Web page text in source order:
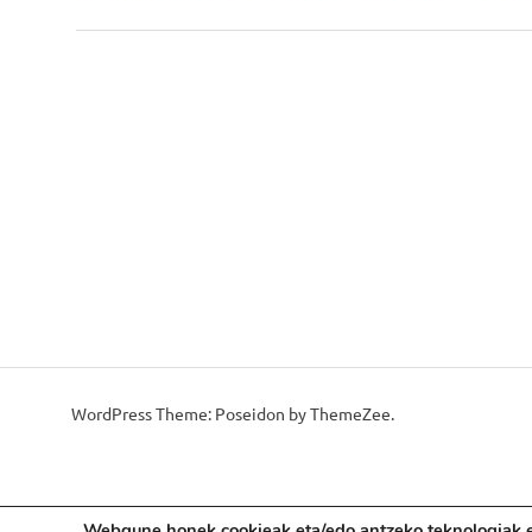
zehar
WordPress Theme: Poseidon by ThemeZee.